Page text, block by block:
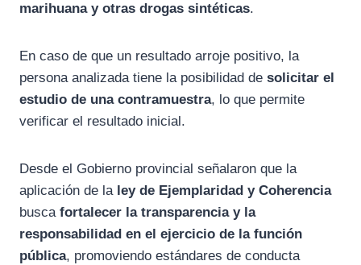
marihuana y otras drogas sintéticas.
En caso de que un resultado arroje positivo, la
persona analizada tiene la posibilidad de solicitar el
estudio de una contramuestra, lo que permite
verificar el resultado inicial.
Desde el Gobierno provincial señalaron que la
aplicación de la ley de Ejemplaridad y Coherencia
busca fortalecer la transparencia y la
responsabilidad en el ejercicio de la función
pública, promoviendo estándares de conducta